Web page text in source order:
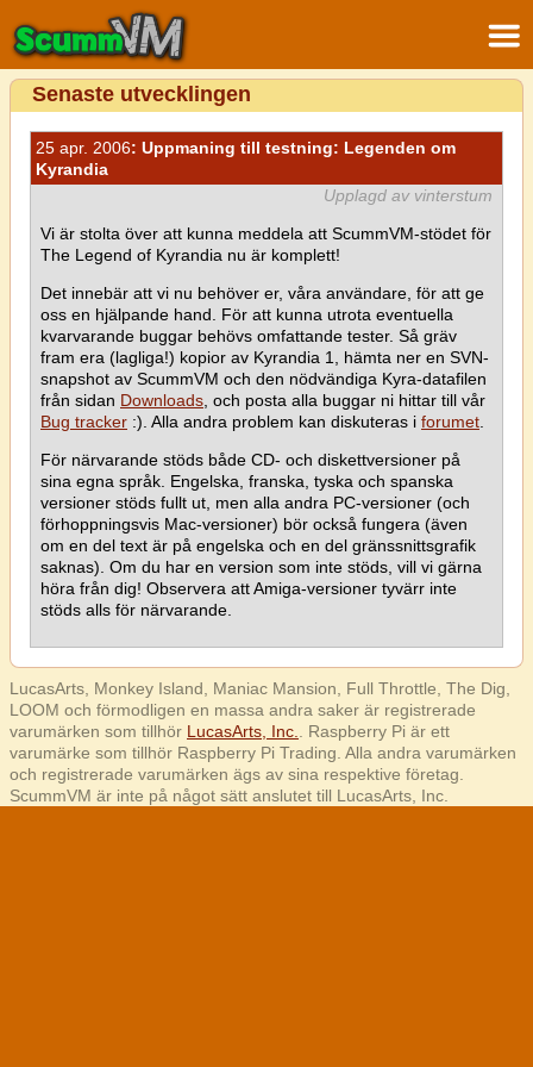
Senaste utvecklingen
25 apr. 2006: Uppmaning till testning: Legenden om
Kyrandia
Upplagd av vinterstum
Vi är stolta över att kunna meddela att ScummVM-stödet för
The Legend of Kyrandia nu är komplett!
Det innebär att vi nu behöver er, våra användare, för att ge
oss en hjälpande hand. För att kunna utrota eventuella
kvarvarande buggar behövs omfattande tester. Så gräv
fram era (lagliga!) kopior av Kyrandia 1, hämta ner en SVN-
snapshot av ScummVM och den nödvändiga Kyra-datafilen
från sidan Downloads , och posta alla buggar ni hittar till vår
Bug tracker :). Alla andra problem kan diskuteras i forumet
För närvarande stöds både CD- och diskettversioner på
sina egna språk. Engelska, franska, tyska och spanska
versioner stöds fullt ut, men alla andra PC-versioner (och
förhoppningsvis Mac-versioner) bör också fungera (även
om en del text är på engelska och en del gränssnittsgrafik
saknas). Om du har en version som inte stöds, vill vi gärna
höra från dig! Observera att Amiga-versioner tyvärr inte
stöds alls för närvarande.
LucasArts, Monkey Island, Maniac Mansion, Full Throttle, The Dig,
LOOM och förmodligen en massa andra saker är registrerade
varumärken som tillhör LucasArts, Inc.
. Raspberry Pi är ett
varumärke som tillhör Raspberry Pi Trading. Alla andra varumärken
och registrerade varumärken ägs av sina respektive företag.
ScummVM är inte på något sätt anslutet till LucasArts, Inc.